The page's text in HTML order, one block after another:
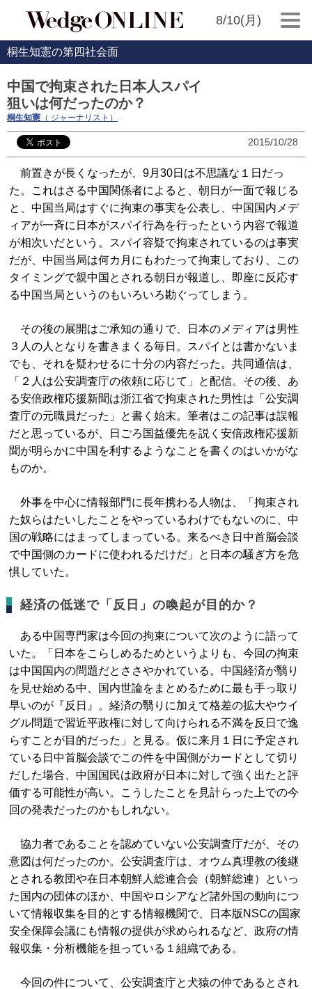
8/10(月)
桐生知憲の第四社会面
中国で拘束された日本人スパイ
狙いは何だったのか？
桐生知憲 （ ジャーナリスト）
2015/10/28
前置きが長くなったが、9月30日は不思議な１日だっ
た。これはさる中国関係者によると、朝日が一面で報じる
と、中国当局はすぐに拘束の事実を公表し、中国国内メデ
ィアが一斉に日本がスパイ行為を行ったという内容で報道
が相次いだという。スパイ容疑で拘束されているのは事実
だが、中国当局は何カ月にもわたって拘束しており、この
タイミングで親中国とされる朝日が報道し、即座に反応す
る中国当局というのもいろいろ勘ぐってしまう。
その後の展開はご承知の通りで、日本のメディアは男性
３人の人となりを書きまくる毎日。スパイとは書かないま
でも、それを疑わせるに十分の内容だった。共同通信は、
「２人は公安調査庁の依頼に応じて」と配信。その後、あ
る安倍政権応援新聞は浙江省で拘束された男性は「公安調
査庁の元職員だった」と書く始末。筆者はこの記事は誤報
だと思っているが、日ごろ国益優先を説く安倍政権応援新
聞が明らかに中国を利するようなことを書くのはいかがな
ものか。
外事を中心に情報部門に長年携わる人物は、「拘束され
た奴らはたいしたことをやっているわけでもないのに、中
国の戦略にはまってしまっている。来るべき日中首脳会談
で中国側のカードに使われるだけだ」と日本の騒ぎ方を危
惧していた。
経済の低迷で「反日」の喚起が目的か？
ある中国専門家は今回の拘束について次のように語って
いた。「日本をこらしめるためというよりも、今回の拘束
は中国国内の問題だとささやかれている。中国経済が翳り
を見せ始める中、国内世論をまとめるために最も手っ取り
早いのが『反日』。経済の翳りに加えて格差の拡大やウイ
グル問題で習近平政権に対して向けられる不満を反日で逸
らすことが目的だった」と見る。仮に来月１日に予定され
ている日中首脳会談でこの件を中国側がカードとして切り
だした場合、中国国民は政府が日本に対して強く出たと評
価する可能性が高い。こうしたことを見計らった上での今
回の発表だったのかもしれない。
協力者であることを認めていない公安調査庁だが、その
意図は何だったのか。公安調査庁は、オウム真理教の後継
とされる教団や在日本朝鮮人総連合会（朝鮮総連）といっ
た国内の団体のほか、中国やロシアなど諸外国の動向につ
いて情報収集を目的とする情報機関で、日本版NSCの国家
安全保障会議にも情報の提供が求められるなど、政府の情
報収集・分析機能を担っている１組織である。
今回の件について、公安調査庁と犬猿の仲であるとされ